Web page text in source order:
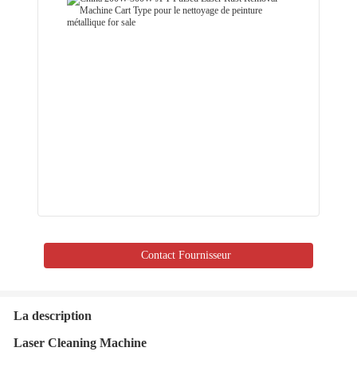
Contact Fournisseur
La description
Laser Cleaning Machine